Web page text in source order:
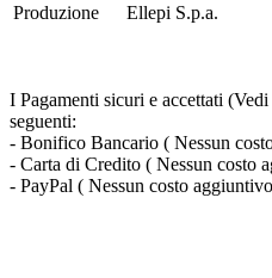
Produzione
Ellepi S.p.a.
I Pagamenti sicuri e accettati
seguenti:
- Bonifico Bancario ( Nessun
- Carta di Credito ( Nessun costo
- PayPal ( Nessun costo